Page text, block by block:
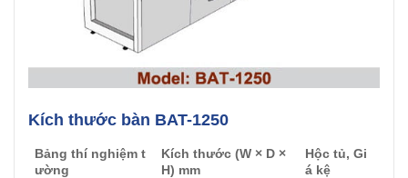
Kích thước bàn BAT-1250
Bảng thí nghiệm t
ường
Kích thước (W × D ×
H) mm
Hộc tủ, Gi
á kệ